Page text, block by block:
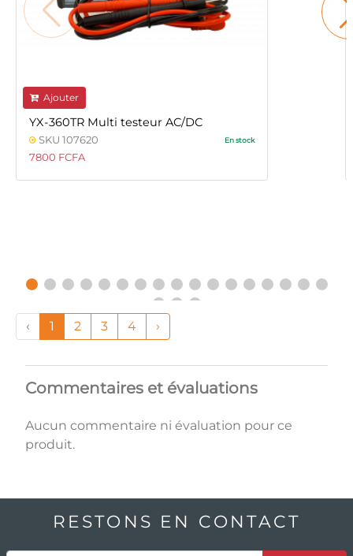
Ajouter
YX-360TR Multi testeur AC/DC
SKU 107620 En stock
7800 FCFA
‹ 1 2 3 4 ›
Commentaires et évaluations
Aucun commentaire ni évaluation pour ce
produit.
RESTONS EN CONTACT